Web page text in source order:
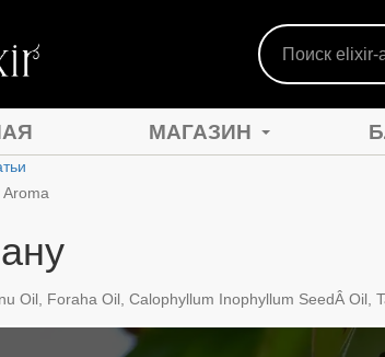
МАГАЗИН
МАСЛА
Aroma
Oil, Foraha Oil, Calophyllum Inophyllum SeedÂ Oil,